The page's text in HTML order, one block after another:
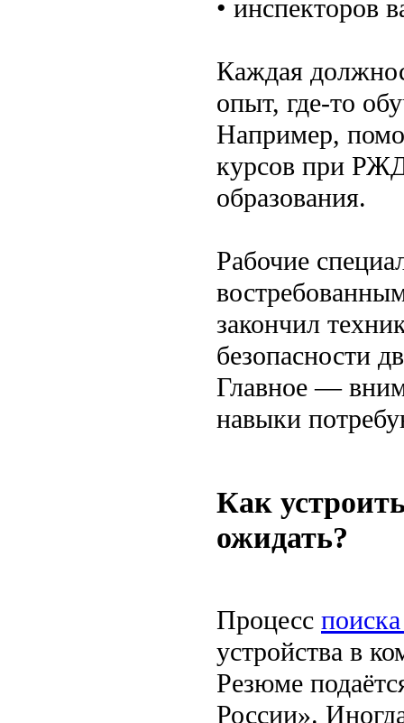
• инспекторов
Каждая
опыт, где-то
Например,
курсов при
образования.
Рабочие
закончил
безопасности
Главное —
навыки
Как
ожидать?
Процесс
устройства в
Резюме
России».